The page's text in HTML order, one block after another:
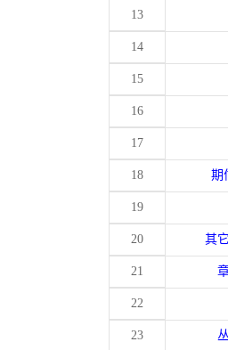
13
14
15
16
17
18 期
19
20 其
21
22
23